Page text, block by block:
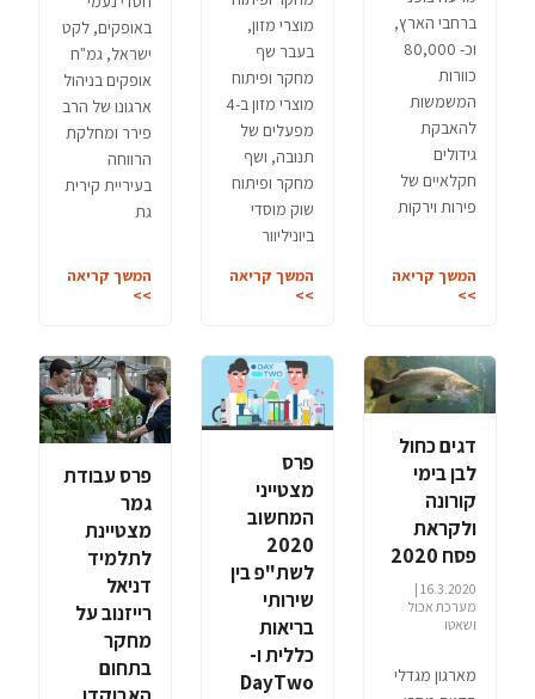
ברחבי הארץ,
וכ- 80,000
כוורות
המשמשות
להאבקת
גידולים
חקלאיים של
פירות וירקות
המשך קריאה
>>
מוצרי מזון,
בעבר שף
מחקר ופיתוח
מוצרי מזון ב-4
מפעלים של
תנובה, ‏ושף
מחקר ופיתוח
שוק מוסדי‏
ביוניליוור
המשך קריאה
>>
באופקים, לקט
ישראל, גמ"ח
אופקים בניהול
ארגונו של הרב
פירר ומחלקת
הרווחה
בעיריית קירית
גת
המשך קריאה
>>
דגים כחול
לבן בימי
קורונה
ולקראת
פסח 2020
16.3.2020 |
מערכת אכול
ושאטו
מארגון מגדלי
פרס
מצטייני
המחשוב
2020
לשת"פ בין
שירותי
בריאות
כללית ו-
DayTwo
פרס עבודת
גמר
מצטיינת
לתלמיד
דניאל
רייזנוב על
מחקר
בתחום